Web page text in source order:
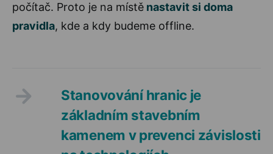
počítač. Proto je na místě nastavit si doma
pravidla, kde a kdy budeme offline.
Stanovování hranic je
základním stavebním
kamenem v prevenci závislosti